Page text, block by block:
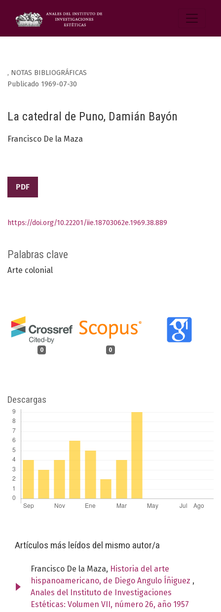
, NOTAS BIBLIOGRÁFICAS
La catedral de Puno, Damián Bayón
Publicado 1969-07-30
Francisco De la Maza
PDF
Palabras clave
Arte colonial
0 0
https://doi.org/10.22201/iie.18703062e.1969.38.889
Descargas
Artículos más leídos del mismo autor/a
Francisco De la Maza, Historia del arte
hispanoamericano, de Diego Angulo Íñiguez ,
Anales del Instituto de Investigaciones
Estéticas: Volumen VII, número 26, año 1957